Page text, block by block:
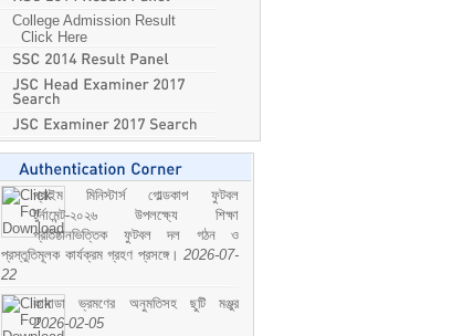
College Admission Result
Click Here
প্রাইম মিনিস্টার্স গোল্ডকাপ ফুটবল
টুর্নামেন্ট-২০২৬ উপলক্ষ্যে শিক্ষা
প্রতিষ্ঠানভিত্তিক ফুটবল দল গঠন ও
প্রস্তুতিমূলক কার্যক্রম গ্রহণ প্রসঙ্গে। 2026-07-
22
কানাডা ভ্রমণের অনুমতিসহ ছুটি মঞ্জুর
2026-02-05